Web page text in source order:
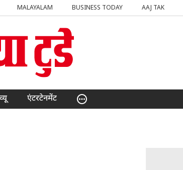
MALAYALAM BUSINESS TODAY AAJ TAK
एंटरटेनमेंट